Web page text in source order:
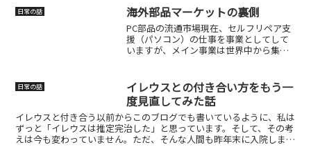
す。私が言っている女性っぽいというの
は物理的な性同一性障害（...
日常の話 海外部品マーケットの裏側
PC部品の流通市場現在、セルフリペア支
援（パソコン）の仕事を事業としてして
いますが、メイン事業は世界中から集め
す。ですから、この部品マーケットを掘
れば掘るほど本当に面白い...
日常の話
イレウスとの付き合い方をもう一
度見直してみた話
イレウスと付き合う以前からこのブログでも書いているように、私は
ずっと「イレウスは推定完治した」と思っています。そして、その考
えは今も変わっていません。ただ、そんな人間も昨年末に入院しまし